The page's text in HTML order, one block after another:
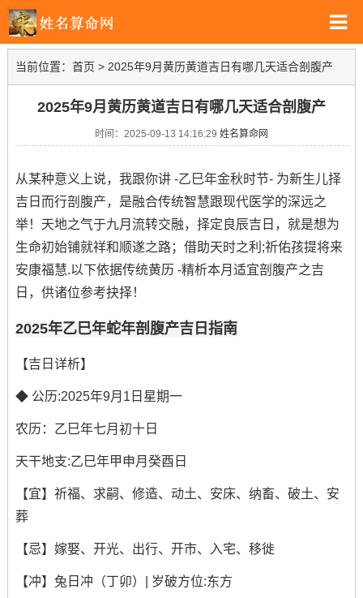
当前位置： 首页 > 2025年9月黄历黄道吉日有哪几天适合剖腹产
2025年9月黄历黄道吉日有哪几天适合剖腹产
时间：2025-09-13 14:16:29 姓名算命网
从某种意义上说，我跟你讲 -乙巳年金秋时节- 为新生儿择
吉日而行剖腹产，是融合传统智慧跟现代医学的深远之
举！天地之气于九月流转交融，择定良辰吉日，就是想为
生命初始铺就祥和顺遂之路；借助天时之利;祈佑孩提将来
安康福慧.以下依据传统黄历 -精析本月适宜剖腹产之吉
日，供诸位参考抉择！
2025年乙巳年蛇年剖腹产吉日指南
【吉日详析】
◆ 公历:2025年9月1日星期一
农历：乙巳年七月初十日
天干地支:乙巳年甲申月癸酉日
【宜】祈福、求嗣、修造、动土、安床、纳畜、破土、安
葬
【忌】嫁娶、开光、出行、开市、入宅、移徙
【冲】兔日冲（丁卯）| 岁破方位:东方